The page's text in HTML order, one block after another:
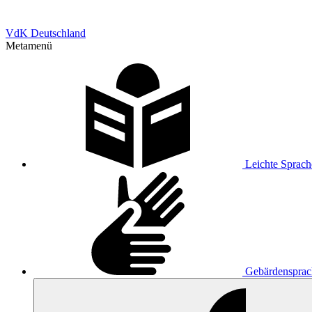
VdK Deutschland
Metamenü
Leichte